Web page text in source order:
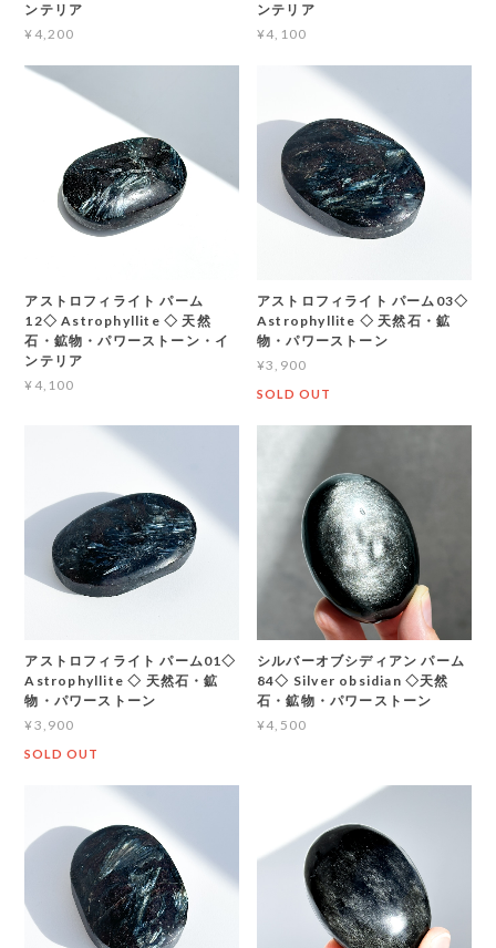
ンテリア
¥4,200
ンテリア
¥4,100
アストロフィライト パーム
12◇ Astrophyllite ◇ 天然
石・鉱物・パワーストーン・イ
ンテリア
¥4,100
アストロフィライト パーム03◇
Astrophyllite ◇ 天然石・鉱
物・パワーストーン
¥3,900
SOLD OUT
アストロフィライト パーム01◇
Astrophyllite ◇ 天然石・鉱
物・パワーストーン
¥3,900
SOLD OUT
シルバーオブシディアン パーム
84◇ Silver obsidian ◇天然
石・鉱物・パワーストーン
¥4,500